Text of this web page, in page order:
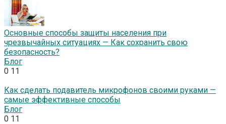
Основные способы защиты населения при
чрезвычайных ситуациях — Как сохранить свою
безопасность?
Блог
0 11
Как сделать подавитель микрофонов своими руками —
самые эффективные способы
Блог
0 11